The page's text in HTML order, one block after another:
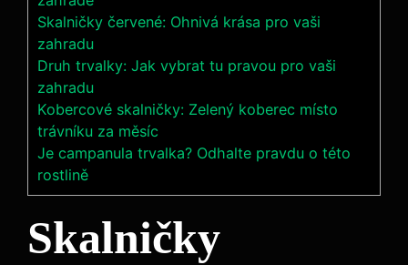
Skalničky červené: Ohnivá krása pro vaši
zahradu
Druh trvalky: Jak vybrat tu pravou pro vaši
zahradu
Kobercové skalničky: Zelený koberec místo
trávníku za měsíc
Je campanula trvalka? Odhalte pravdu o této
rostlině
Skalničky